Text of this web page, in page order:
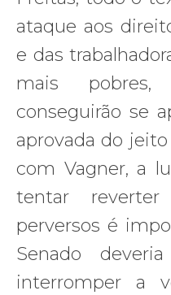
ataque aos
e das
mais pobres,
conseguirão se
aprovada do
com Vagner, a
tentar
perversos é
Senado
interromper a